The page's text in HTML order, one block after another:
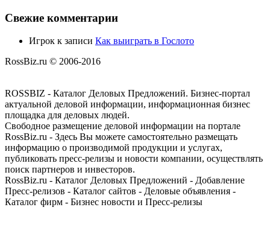
Свежие комментарии
Игрок к записи Как выиграть в Гослото
RossBiz.ru © 2006-2016
ROSSBIZ - Каталог Деловых Предложений. Бизнес-портал
актуальной деловой информации, информационная бизнес
площадка для деловых людей.
Свободное размещение деловой информации на портале
RossBiz.ru - Здесь Вы можете самостоятельно размещать
информацию о производимой продукции и услугах,
публиковать пресс-релизы и новости компании, осуществлять
поиск партнеров и инвесторов.
RossBiz.ru - Каталог Деловых Предложений - Добавление
Пресс-релизов - Каталог сайтов - Деловые объявления -
Каталог фирм - Бизнес новости и Пресс-релизы